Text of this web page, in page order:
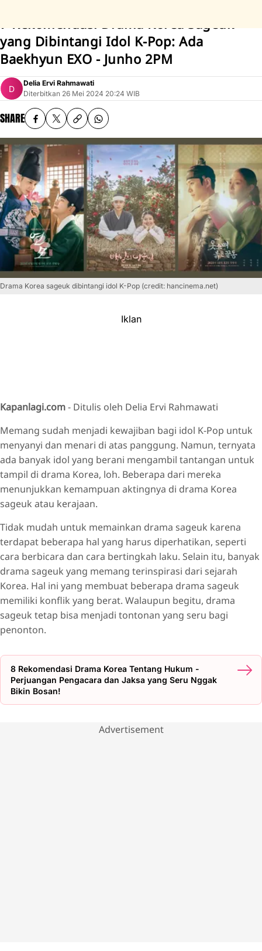
7 Rekomendasi Drama Korea Sageuk
yang Dibintangi Idol K-Pop: Ada
Baekhyun EXO - Junho 2PM
Delia Ervi Rahmawati
Diterbitkan 26 Mei 2024 20:24 WIB
SHARE
Drama Korea sageuk dibintangi idol K-Pop (credit: hancinema.net)
Iklan
Kapanlagi.com- Ditulis oleh Delia Ervi Rahmawati
Memang sudah menjadi kewajiban bagi idol K-Pop untuk
menyanyi dan menari di atas panggung. Namun, ternyata
ada banyak idol yang berani mengambil tantangan untuk
tampil di drama Korea, loh. Beberapa dari mereka
menunjukkan kemampuan aktingnya di drama Korea
sageuk atau kerajaan.
Tidak mudah untuk memainkan drama sageuk karena
terdapat beberapa hal yang harus diperhatikan, seperti
cara berbicara dan cara bertingkah laku. Selain itu, banyak
drama sageuk yang memang terinspirasi dari sejarah
Korea. Hal ini yang membuat beberapa drama sageuk
memiliki konflik yang berat. Walaupun begitu, drama
sageuk tetap bisa menjadi tontonan yang seru bagi
penonton.
8 Rekomendasi Drama Korea Tentang Hukum -
Perjuangan Pengacara dan Jaksa yang Seru Nggak
Bikin Bosan!
Advertisement